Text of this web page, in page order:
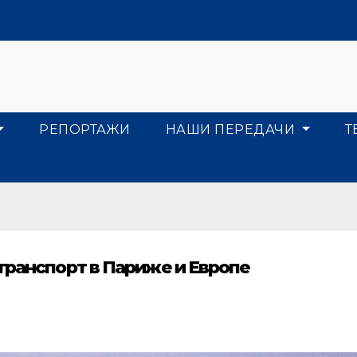
РЕПОРТАЖИ НАШИ ПЕРЕДАЧИ
в Париже и Европе